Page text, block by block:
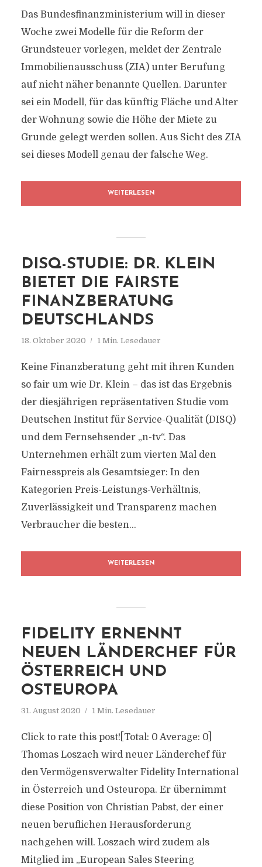
Das Bundesfinanzministerium will in dieser
Woche zwei Modelle für die Reform der
Grundsteuer vorlegen, meldet der Zentrale
Immobilienausschuss (ZIA) unter Berufung
auf nicht näher benannte Quellen. Darunter
sei ein Modell, für das künftig Fläche und Alter
der Wohnung sowie die Höhe der Miete zu
Grunde gelegt werden sollen. Aus Sicht des ZIA
sei dieses Modell genau der falsche Weg.
WEITERLESEN
DISQ-STUDIE: DR. KLEIN
BIETET DIE FAIRSTE
FINANZBERATUNG
DEUTSCHLANDS
18. Oktober 2020 1 Min. Lesedauer
Keine Finanzberatung geht mit ihren Kunden
so fair um wie Dr. Klein – das ist das Ergebnis
der diesjährigen repräsentativen Studie vom
Deutschen Institut für Service-Qualität (DISQ)
und dem Fernsehsender „n-tv“. Das
Unternehmen erhält zum vierten Mal den
Fairnesspreis als Gesamtsieger: In den
Kategorien Preis-Leistungs-Verhältnis,
Zuverlässigkeit und Transparenz machen
Verbraucher die besten...
WEITERLESEN
FIDELITY ERNENNT
NEUEN LÄNDERCHEF FÜR
ÖSTERREICH UND
OSTEUROPA
31. August 2020 1 Min. Lesedauer
Click to rate this post![Total: 0 Average: 0]
Thomas Loszach wird neuer Länderchef für
den Vermögensverwalter Fidelity International
in Österreich und Osteuropa. Er übernimmt
diese Position von Christian Pabst, der einer
neuen beruflichen Herausforderung
nachgehen will. Loszach wird zudem als
Mitglied im „European Sales Steering